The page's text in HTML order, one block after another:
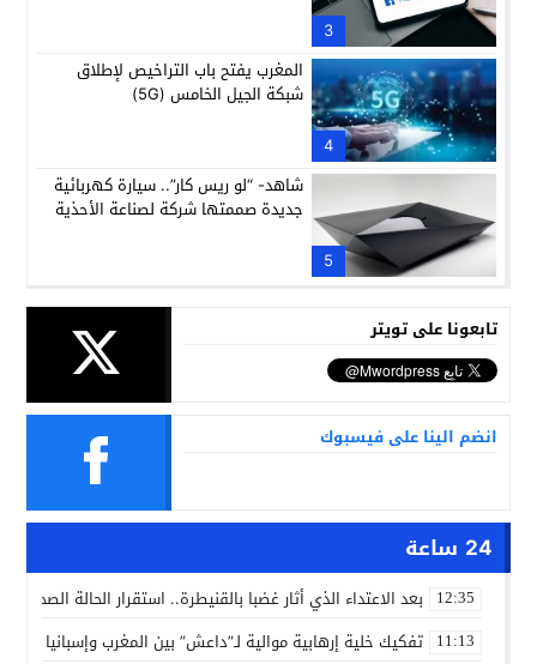
3
4
المغرب يفتح باب التراخيص لإطلاق
شبكة الجيل الخامس (5G)
5
شاهد- “لو ريس كار”.. سيارة كهربائية
جديدة صممتها شركة لصناعة الأحذية
تابعونا على تويتر
انضم الينا على فيسبوك
24 ساعة
12:35 بعد الاعتداء الذي أثار غضبا بالقنيطرة.. استقرار الحالة
11:13 تفكيك خلية إرهابية موالية لـ”داعش” بين المغرب وإسبانيا في